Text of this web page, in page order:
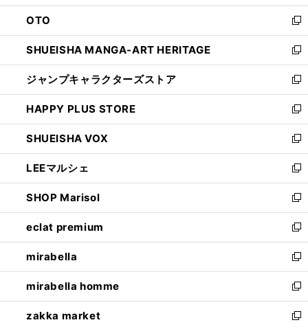
ウ
で
開
く
ン
ド
ウ
で
開
く
OTO
新
し
い
ウ
ィ
ン
ド
ウ
で
開
く
SHUEISHA MANGA-ART HERITAGE
新
し
い
ウ
ィ
ン
ド
ウ
で
開
く
ジャンプキャラクターズストア
新
し
い
ウ
ィ
ン
ド
ウ
で
開
く
HAPPY PLUS STORE
新
し
い
ウ
ィ
ン
ド
ウ
で
開
く
SHUEISHA VOX
新
し
い
ウ
ィ
ン
ド
ウ
で
開
く
LEEマルシェ
新
し
い
ウ
ィ
ン
ド
ウ
で
開
く
SHOP Marisol
新
し
い
ウ
ィ
ン
ド
ウ
で
eclat premium
新
し
い
ウ
ィ
ン
ド
mirabella
新
し
い
ウ
ィ
mirabella homme
新
し
い
zakka market
新